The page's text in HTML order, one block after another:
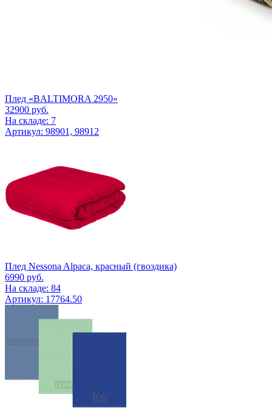
Плед «BALTIMORA 2950»
32900 руб.
На складе: 7
Артикул: 98901, 98912
Плед Nessona Alpaca, красный (гвоздика)
6990 руб.
На складе: 84
Артикул: 17764.50